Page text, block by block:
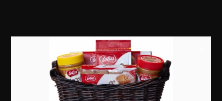
Erfolgsgeschichten